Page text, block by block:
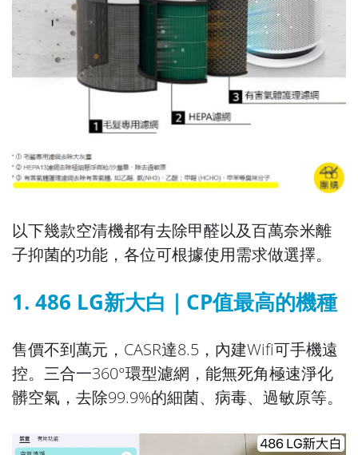
以下幾款空清機都有去除甲醛以及百萬奈米離
子抑菌的功能，各位可根據使用需求做選擇。
1. 486 LG新大白｜CP值最高的機種
售價不到萬元，CASR達8.5，內建Wifi可手機遠
控。三合一360°環型濾網，能無死角極速淨化
髒空氣，去除99.9%的細菌、病毒、過敏原等。